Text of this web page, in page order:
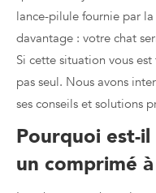
lance-pilule fournie par
davantage : votre chat
Si cette situation vous est
pas seul. Nous avons
ses conseils et solutions
Pourquoi est-
un comprimé